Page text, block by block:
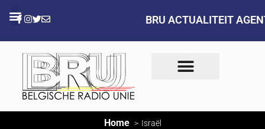
BRU ACTUALITEIT
Home Israël